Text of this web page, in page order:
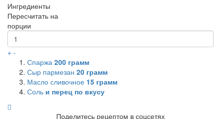
Ингредиенты
Пересчитать на
порции
+ -
Спаржа 200 грамм
Сыр пармезан 20 грамм
Масло сливочное 15 грамм
Соль и перец по вкусу
Поделитесь рецептом в соцсетях